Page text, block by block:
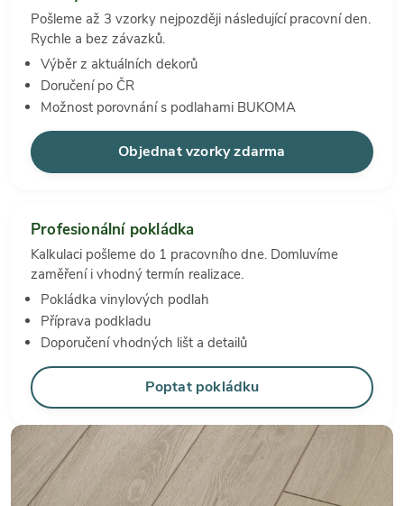
Pošleme až 3 vzorky nejpozději následující pracovní den.
Rychle a bez závazků.
Výběr z aktuálních dekorů
Doručení po ČR
Možnost porovnání s podlahami BUKOMA
Objednat vzorky zdarma
Profesionální pokládka
Kalkulaci pošleme do 1 pracovního dne. Domluvíme
zaměření i vhodný termín realizace.
Pokládka vinylových podlah
Příprava podkladu
Doporučení vhodných lišt a detailů
Poptat pokládku